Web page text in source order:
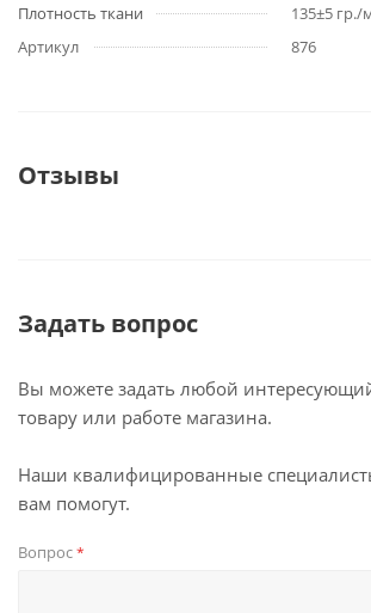
Плотность ткани
135±5 гр./
Артикул
876
Отзывы
Задать вопрос
Вы можете задать любой
товару или работе магазина.
Наши квалифицированные
вам помогут.
Вопрос*